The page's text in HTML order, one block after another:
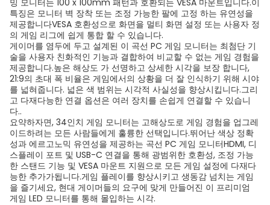
밍 모니터는 100 x 100mm 패턴과 호환되는 VESA 마운트입니다.이
특징은 모니터 벽 장착 또는 조정 가능한 팔에 고정 하는 유연성을
제공합니다VESA 호환성으로 화면을 멀티 화면 설정 또는 사용자 정
의 게임 리그에 쉽게 통합 할 수 있습니다.
게이머를 염두에 두고 설계된 이 곡선 PC 게임 모니터는 최첨단 기
술을 사용자 친화적인 기능과 결합하여 비교할 수 없는 게임 경험을
제공합니다.높은 해상도 가 선명하고 상세한 시각을 보장 합니다,
21:9의 초대 폭 비율은 게임에서의 상황을 더 잘 인식하기 위해 시야
를 넓혀줍니다. 넓은 색 범위는 시각적 사실성을 향상시킵니다.그리
고 다재다능한 연결 옵션은 여러 장치를 손쉽게 연결할 수 있습니
다..
요약하자면, 34인치 게임 모니터는 고해상도로 게임 경험을 업그레
이드하려는 모든 사람들에게 훌륭한 선택입니다.뛰어난 색상 정확
성과 에르고노믹 유연성을 제공하는 곡선 PC 게임 모니터HDMI, 디
스플레이 포트 및 USB-C 연결을 통해 광범위한 호환성, 조정 가능
한 스탠드 기능 및 VESA 마운트 지원으로 모든 게임 설정에 다재다
능한 추가가됩니다.게임 플레이를 향상시키고 생동감 넘치는 게임
을 즐기세요, 현대 게이머들의 요구에 맞게 만들어진 이 프리미엄
게임 LED 모니터를 통해 몰입하는 시각.